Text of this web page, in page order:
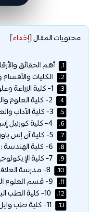
محتويات المقال[إخفاء]
1. أهم الحقائق
2. الكليات
3.
4.
5.
6.
7.
8.
9.
10.
11.
12.
13.